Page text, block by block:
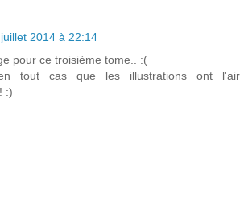
2014 à 22:14
pour ce troisième tome.. :(
tout cas que les illustrations ont l'air
:)